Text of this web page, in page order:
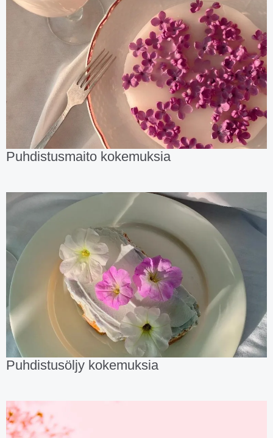
Puhdistusmaito kokemuksia
Puhdistusöljy kokemuksia